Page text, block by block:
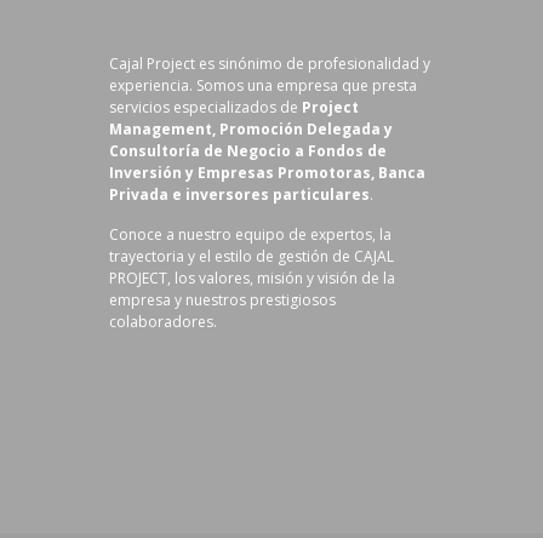
Cajal Project es sinónimo de profesionalidad y
experiencia. Somos una empresa que presta
servicios especializados de Project
Management, Promoción Delegada y
Consultoría de Negocio a Fondos de
Inversión y Empresas Promotoras, Banca
Privada e inversores particulares.
Conoce a nuestro equipo de expertos, la
trayectoria y el estilo de gestión de CAJAL
PROJECT, los valores, misión y visión de la
empresa y nuestros prestigiosos
colaboradores.